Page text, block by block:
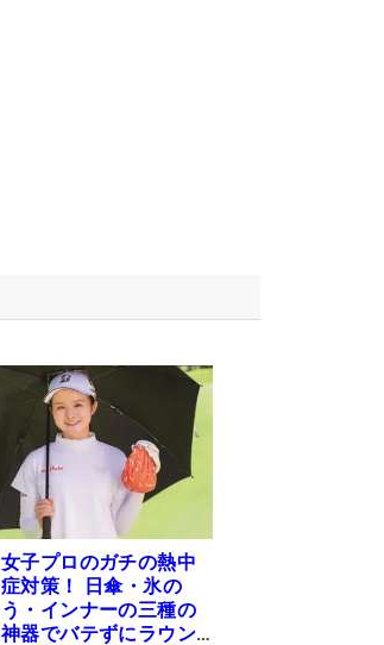
女子プロのガチの熱中
症対策！ 日傘・氷の
う・インナーの三種の
神器でバテずにラウン